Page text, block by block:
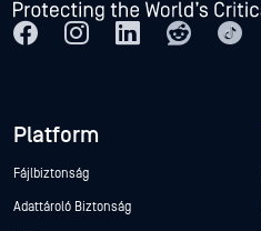
Platform
Fájlbiztonság
Adattároló Biztonság